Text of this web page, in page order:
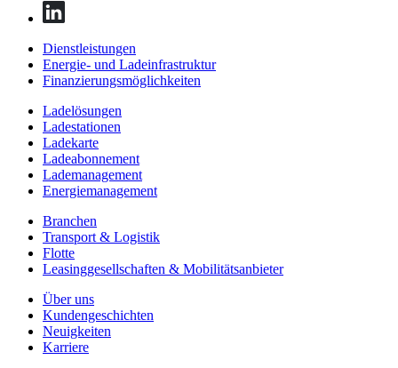
Dienstleistungen
Energie- und Ladeinfrastruktur
Finanzierungs­möglichkeiten
Ladelösungen
Ladestationen
Ladekarte
Ladeabonnement
Lademanagement
Energiemanagement
Branchen
Transport & Logistik
Flotte
Leasinggesellschaften & Mobilitätsanbieter
Über uns
Kundengeschichten
Neuigkeiten
Karriere